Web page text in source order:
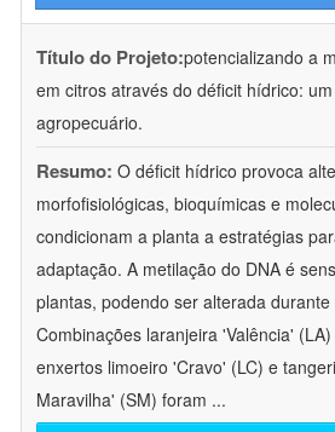
Título do Projeto:potencializando a
em citros através do déficit hídrico:
agropecuário.
Resumo: O déficit hídrico provoca
morfofisiológicas, bioquímicas e
condicionam a planta a estratégias
adaptação. A metilação do DNA é
plantas, podendo ser alterada
Combinações laranjeira 'Valência'
enxertos limoeiro 'Cravo' (LC) e
Maravilha' (SM) foram ...